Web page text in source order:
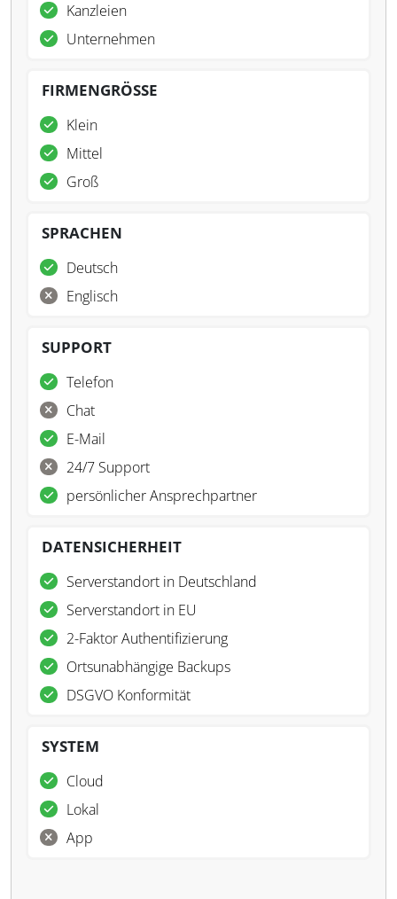
Kanzleien
Unternehmen
FIRMENGRÖSSE
Klein
Mittel
Groß
SPRACHEN
Deutsch
Englisch
SUPPORT
Telefon
Chat
E-Mail
24/7 Support
persönlicher Ansprechpartner
DATENSICHERHEIT
Serverstandort in Deutschland
Serverstandort in EU
2-Faktor Authentifizierung
Ortsunabhängige Backups
DSGVO Konformität
SYSTEM
Cloud
Lokal
App